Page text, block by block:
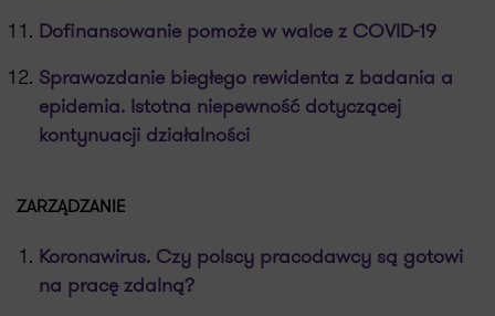
Dofinansowanie pomoże w walce z COVID-19
Sprawozdanie biegłego rewidenta z badania a
epidemia. Istotna niepewność dotyczącej
kontynuacji działalności
ZARZĄDZANIE
Koronawirus. Czy polscy pracodawcy są gotowi
na pracę zdalną?